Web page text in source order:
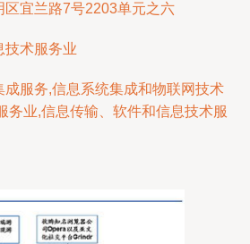
区宜兰路7号2203单元之六
技术服务业
成服务,信息系统集成和物联网技术
务业,信息传输、软件和信息技术服